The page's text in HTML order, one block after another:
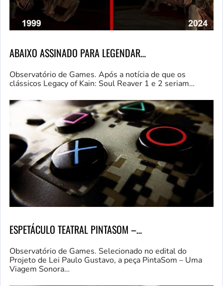
ABAIXO ASSINADO PARA LEGENDAR…
Observatório de Games. Após a notícia de que os
clássicos Legacy of Kain: Soul Reaver 1 e 2 seriam…
ESPETÁCULO TEATRAL PINTASOM –…
Observatório de Games. Selecionado no edital do
Projeto de Lei Paulo Gustavo, a peça PintaSom – Uma
Viagem Sonora…